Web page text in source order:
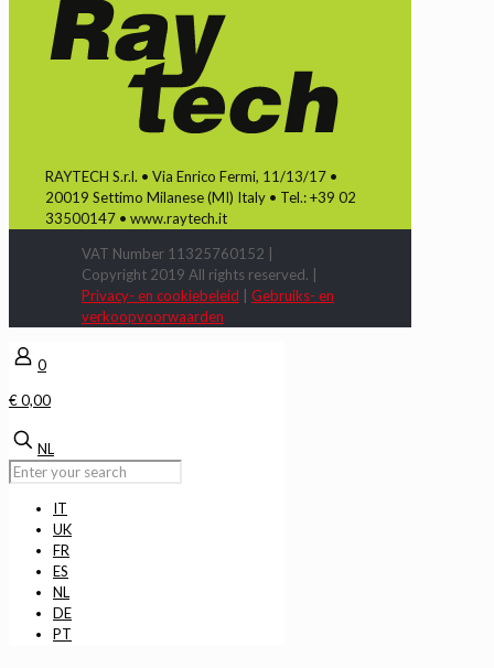
RAYTECH S.r.l. • Via Enrico Fermi, 11/13/17 •
20019 Settimo Milanese (MI) Italy • Tel.: +39 02
33500147 • www.raytech.it
VAT Number 11325760152 |
Copyright 2019 All rights reserved. |
Privacy- en cookiebeleid
Gebruiks- en
verkoopvoorwaarden
0
€ 0,00
NL
IT
UK
FR
ES
NL
DE
PT